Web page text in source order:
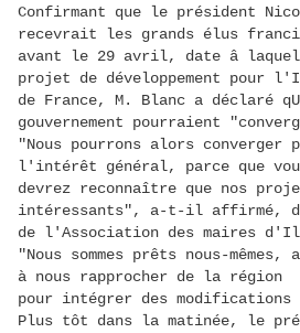
Confirmant que le président
recevrait les grands élus
avant le 29 avril, date â
projet de développement pour
de France, M. Blanc a déclaré
gouvernement pourraient
"Nous pourrons alors converger
l'intérêt général, parce que
devrez reconnaître que nos
intéressants", a-t-il affirmé,
de l'Association des maires
"Nous sommes prêts nous-
à nous rapprocher de la région
pour intégrer des
Plus tôt dans la matinée, le